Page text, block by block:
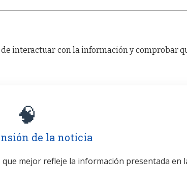
interactuar con la información y comprobar
🧠
de la noticia
mejor refleje la información presentada en